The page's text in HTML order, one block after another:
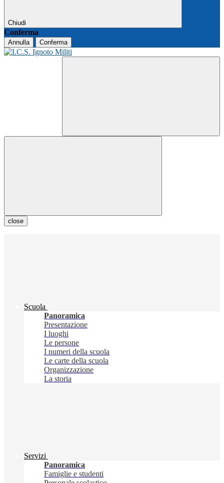
Chiudi
Conferma
Annulla Conferma
close
Scuola
Panoramica
Presentazione
I luoghi
Le persone
I numeri della scuola
Le carte della scuola
Organizzazione
La storia
Servizi
Panoramica
Famiglie e studenti